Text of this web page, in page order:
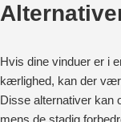
Hvis dine vinduer er i
kærlighed, kan der
Disse alternativer kan
mens de stadig